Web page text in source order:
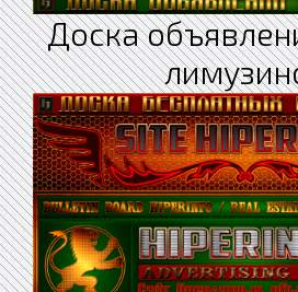
Доска